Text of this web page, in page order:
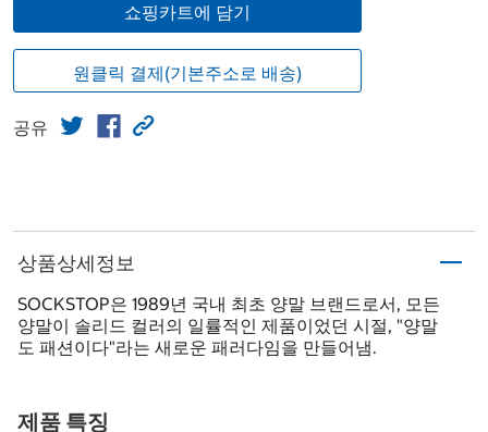
쇼핑카트에 담기
원클릭 결제(기본주소로 배송)
공유
상품상세정보
SOCKSTOP은 1989년 국내 최초 양말 브랜드로서, 모든
양말이 솔리드 컬러의 일률적인 제품이었던 시절, "양말
도 패션이다"라는 새로운 패러다임을 만들어냄.
제품 특징